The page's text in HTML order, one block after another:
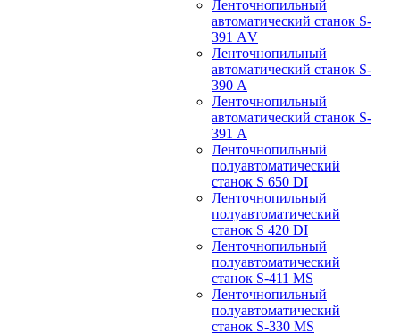
Ленточнопильный
автоматический станок S-
391 АV
Ленточнопильный
автоматический станок S-
390 А
Ленточнопильный
автоматический станок S-
391 А
Ленточнопильный
полуавтоматический
станок S 650 DI
Ленточнопильный
полуавтоматический
станок S 420 DI
Ленточнопильный
полуавтоматический
станок S-411 MS
Ленточнопильный
полуавтоматический
станок S-330 MS